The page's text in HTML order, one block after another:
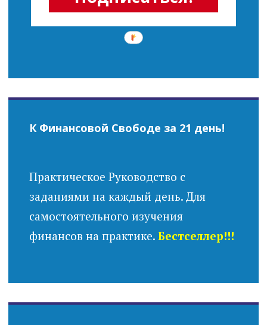
К Финансовой Свободе за 21 день!
Практическое Руководство с
заданиями на каждый день. Для
самостоятельного изучения
финансов на практике. Бестселлер!!!